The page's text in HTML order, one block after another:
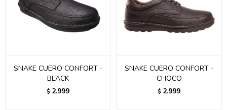
SNAKE CUERO CONFORT -
BLACK
$ 2.999
SNAKE CUERO CONFORT -
CHOCO
$ 2.999